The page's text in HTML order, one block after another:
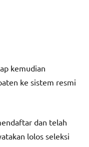
kemudian
ke sistem resmi
dan telah
lolos seleksi